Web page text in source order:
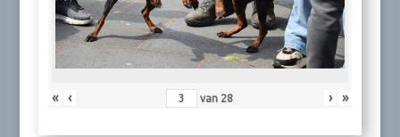
« ‹ van 28 › »